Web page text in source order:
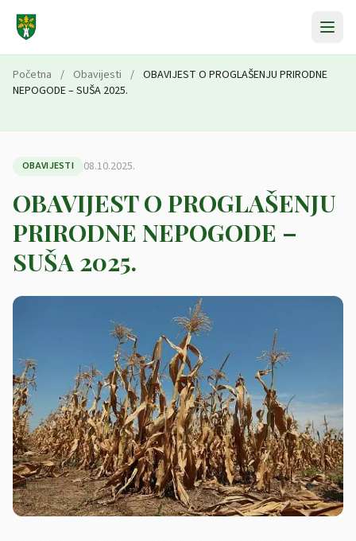
Početna / Obavijesti / OBAVIJEST O PROGLAŠENJU PRIRODNE
NEPOGODE – SUŠA 2025.
OBAVIJESTI 08.10.2025.
OBAVIJEST O PROGLAŠENJU
PRIRODNE NEPOGODE –
SUŠA 2025.